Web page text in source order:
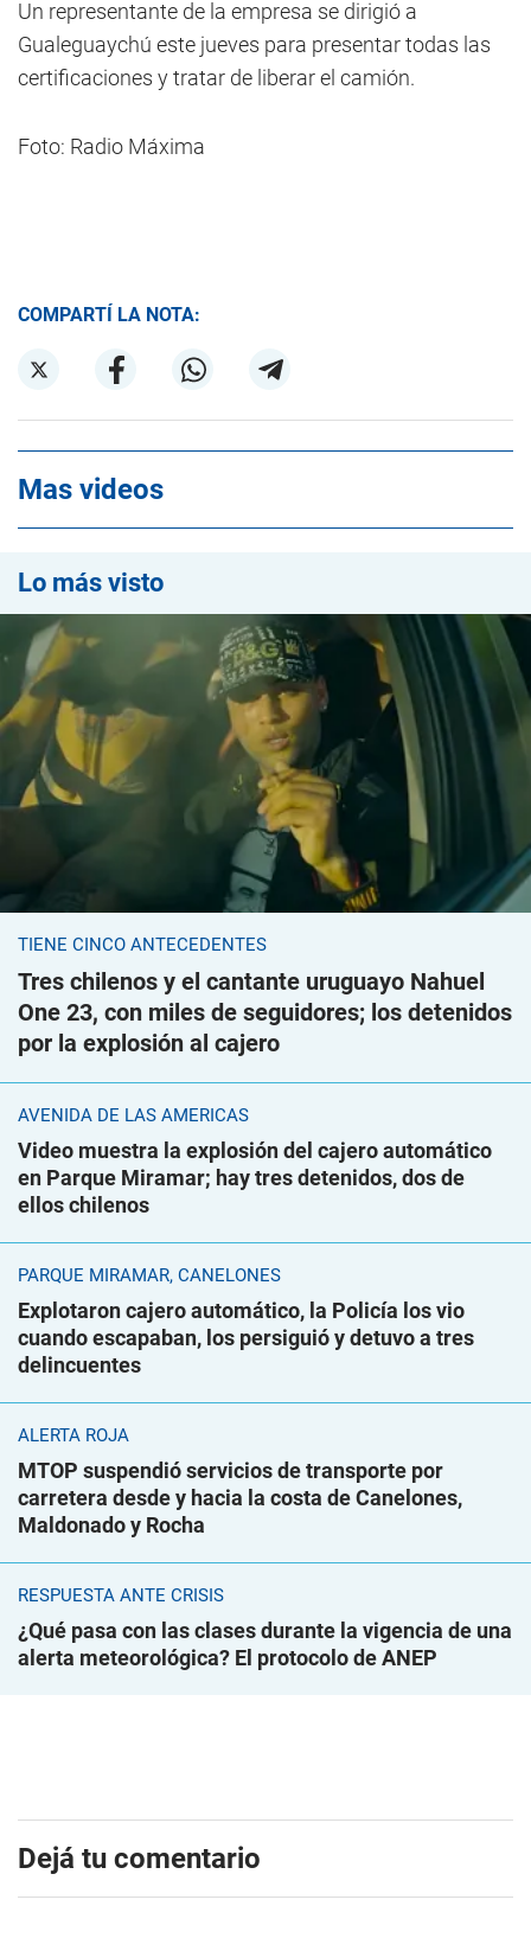
Un representante de la empresa se dirigió a
Gualeguaychú este jueves para presentar todas las
certificaciones y tratar de liberar el camión.
Foto: Radio Máxima
COMPARTÍ LA NOTA:
Mas videos
Lo más visto
TIENE CINCO ANTECEDENTES
Tres chilenos y el cantante uruguayo Nahuel
One 23, con miles de seguidores; los detenidos
por la explosión al cajero
AVENIDA DE LAS AMÉRICAS
Video muestra la explosión del cajero automático
en Parque Miramar; hay tres detenidos, dos de
ellos chilenos
PARQUE MIRAMAR, CANELONES
Explotaron cajero automático, la Policía los vio
cuando escapaban, los persiguió y detuvo a tres
delincuentes
ALERTA ROJA
MTOP suspendió servicios de transporte por
carretera desde y hacia la costa de Canelones,
Maldonado y Rocha
RESPUESTA ANTE CRISIS
¿Qué pasa con las clases durante la vigencia de una
alerta meteorológica? El protocolo de ANEP
Dejá tu comentario